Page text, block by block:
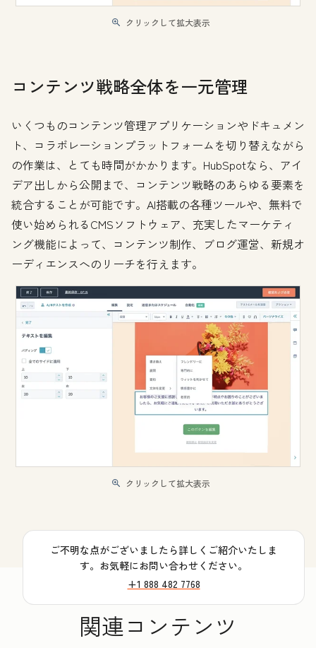
クリックして拡大表示
コンテンツ戦略全体を一元管理
いくつものコンテンツ管理アプリケーションやドキュメン
ト、コラボレーションプラットフォームを切り替えながら
の作業は、とても時間がかかります。HubSpotなら、アイ
デア出しから公開まで、コンテンツ戦略のあらゆる要素を
統合することが可能です。AI搭載の各種ツールや、無料で
使い始められるCMSソフトウェア、充実したマーケティ
ング機能によって、コンテンツ制作、ブログ運営、新規オ
ーディエンスへのリーチを行えます。
クリックして拡大表示
ご不明な点がございましたら詳しくご紹介いたしま
す。お気軽にお問い合わせください。
+1 888 482 7768
関連コンテンツ